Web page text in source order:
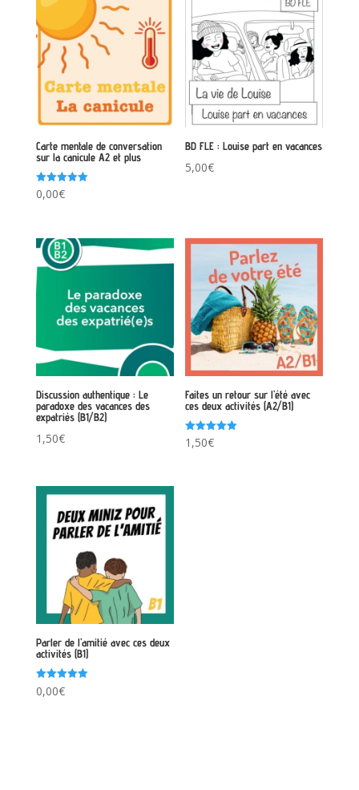
Carte mentale de conversation
sur la canicule A2 et plus
Note
5.00
0,00€
BD FLE : Louise part en vacances
5,00€
Discussion authentique : Le
paradoxe des vacances des
expatriés (B1/B2)
1,50€
Faites un retour sur l’été avec
ces deux activités (A2/B1)
Note
5.00
1,50€
Parler de l’amitié avec ces deux
activités (B1)
Note
5.00
0,00€